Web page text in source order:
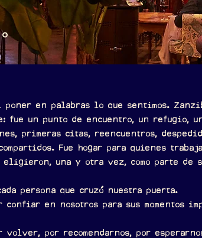
poner en palabras lo que sentimos.
fue un punto de encuentro, un refugio,
primeras citas, reencuentros,
Fue hogar para quienes
eligieron, una y otra vez, como parte de
persona que cruzó nuestra puerta.
confiar en nosotros para sus momentos
volver, por recomendarnos, por